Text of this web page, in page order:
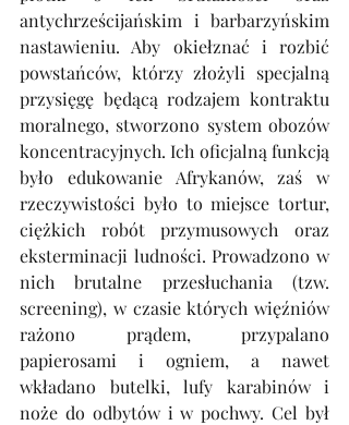
antychrześcijańskim i barbarzyńskim
nastawieniu. Aby okiełznać i rozbić
powstańców, którzy złożyli specjalną
przysięgę będącą rodzajem kontraktu
moralnego, stworzono system obozów
koncentracyjnych. Ich oficjalną funkcją
było edukowanie Afrykanów, zaś w
rzeczywistości było to miejsce tortur,
ciężkich robót przymusowych oraz
eksterminacji ludności. Prowadzono w
nich brutalne przesłuchania (tzw.
screening), w czasie których więźniów
rażono prądem, przypalano
papierosami i ogniem, a nawet
wkładano butelki, lufy karabinów i
noże do odbytów i w pochwy. Cel był